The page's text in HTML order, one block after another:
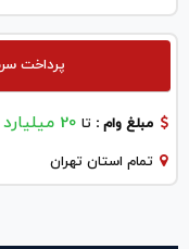
پرداخت
مبلغ وام : تا 20 میلیارد
تمام استان تهران